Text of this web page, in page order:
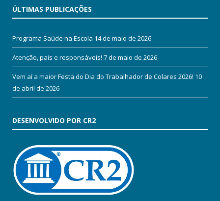
ÚLTIMAS PUBLICAÇÕES
Programa Saúde na Escola 14 de maio de 2026
Atenção, pais e responsáveis! 7 de maio de 2026
Vem aí a maior Festa do Dia do Trabalhador de Colares 2026! 10
de abril de 2026
DESENVOLVIDO POR CR2